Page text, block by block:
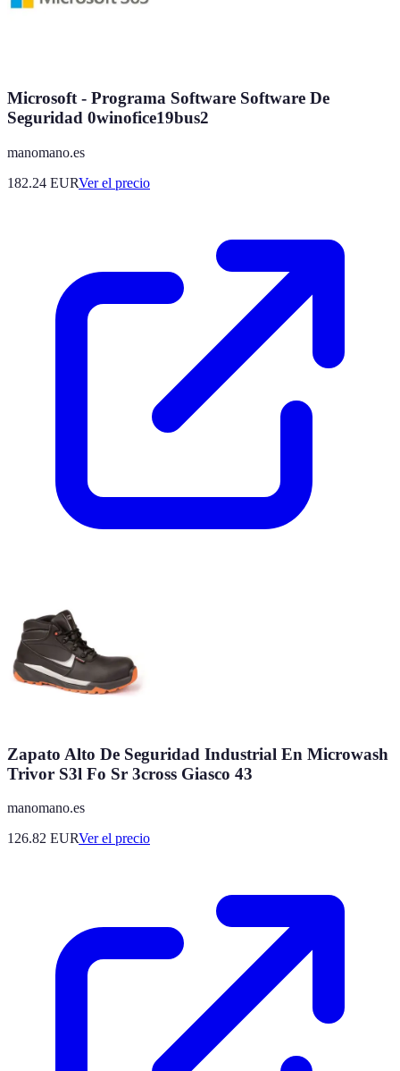
Microsoft - Programa Software Software De
Seguridad 0winofice19bus2
manomano.es
182.24 EURVer el precio
Zapato Alto De Seguridad Industrial En Microwash
Trivor S3l Fo Sr 3cross Giasco 43
manomano.es
126.82 EURVer el precio